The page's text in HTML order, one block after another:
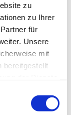
zu
zu Ihrer
für
Unsere
mit
bereitgestellt